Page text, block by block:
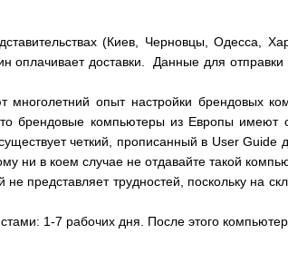
(Киев, Черновцы, Одесса,
оплачивает доставки. Данные для
опыт настройки брендовых
брендовые компьютеры из Европы
четкий, прописанный в User
ни в коем случае не отдавайте такой
представляет трудностей, поскольку на
1-7 рабочих дня. После этого компьютер